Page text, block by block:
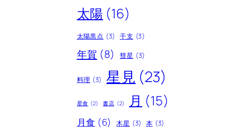
太陽 (16)
太陽黒点 (3) 干支 (3)
年賀 (8) 彗星 (3)
料理 (3) 星見 (23)
星食 (2) 書店 (2) 月 (15)
月食 (6) 木星 (3) 本 (3)